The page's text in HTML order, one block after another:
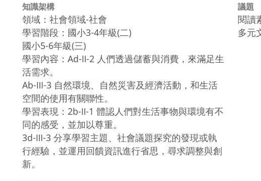
知識架構
領域：社會領域-社會
學習階段：國小3-4年級(二)
國小5-6年級(三)
學習內容：Ad-Ⅱ-2 人們透過儲蓄與消費，來滿足生
活需求。
Ab-Ⅲ-3 自然環境、自然災害及經濟活動，和生活
空間的使用有關聯性。
學習表現：2b-Ⅱ-1 體認人們對生活事物與環境有不
同的感受，並加以尊重。
3d-Ⅲ-3 分享學習主題、社會議題探究的發現或執
行經驗，並運用回饋資訊進行省思，尋求調整與創
新。
議題
閱讀
多元